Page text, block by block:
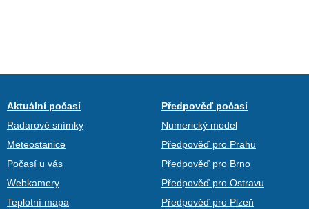
Aktuální počasí
Radarové snímky
Meteostanice
Počasí u vás
Webkamery
Teplotní mapa
Předpověď počasí
Numerický model
Předpověď pro Prahu
Předpověď pro Brno
Předpověď pro Ostravu
Předpověď pro Plzeň